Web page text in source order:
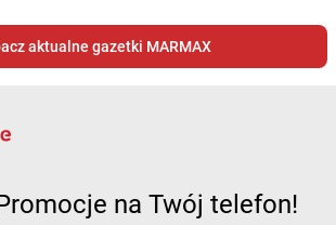
aktualne gazetki MARMAX
na Twój telefon!